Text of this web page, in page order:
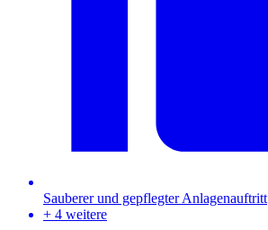
Sauberer und gepflegter Anlagenauftritt
+ 4 weitere